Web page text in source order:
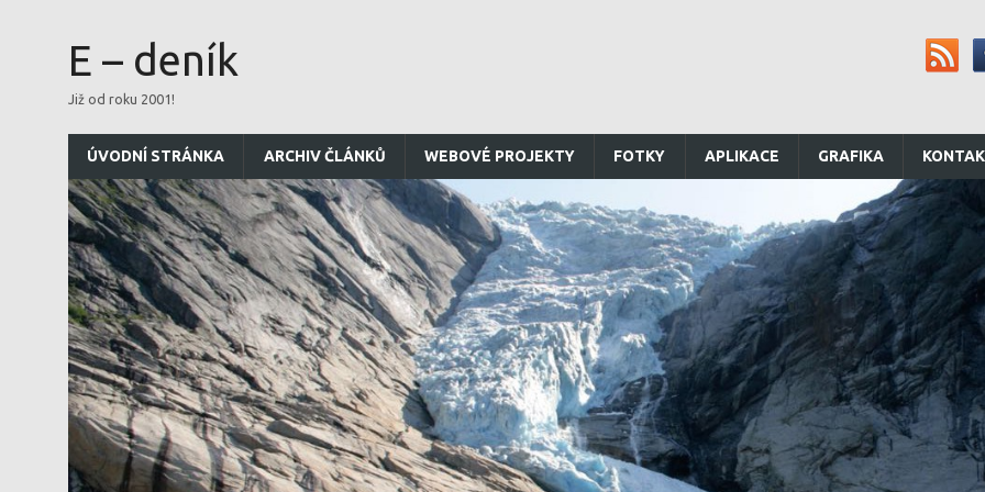
E – deník
Již od roku 2001!
ÚVODNÍ STRÁNKA ARCHIV ČLÁNKŮ WEBOVÉ PROJEKTY FOTKY APLIKACE GRAFIKA